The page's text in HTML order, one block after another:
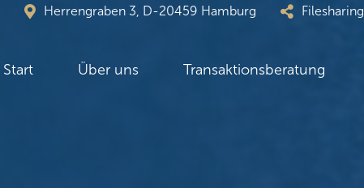
Herrengraben 3, D-20459 Hamburg Filesharing
Start Über uns Transaktionsberatung